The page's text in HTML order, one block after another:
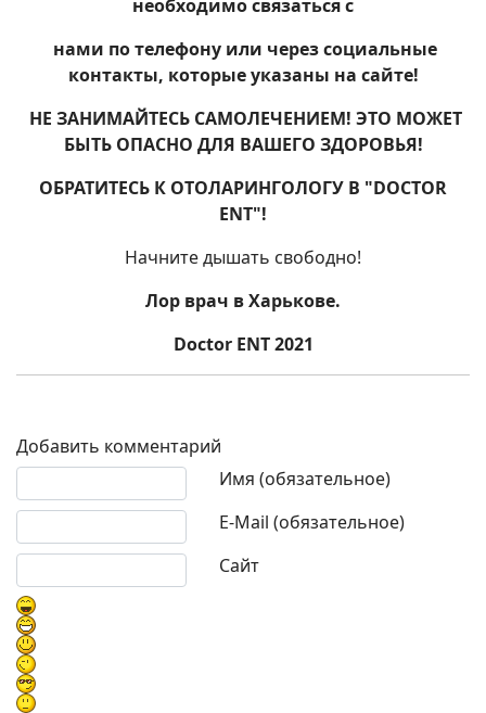
необходимо связатьсяс
нами по телефону или через социальные
контакты, которые указаны на сайте!
НЕ ЗАНИМАЙТЕСЬ САМОЛЕЧЕНИЕМ! ЭТО МОЖЕТ
БЫТЬ ОПАСНО ДЛЯ ВАШЕГО ЗДОРОВЬЯ!
ОБРАТИТЕСЬ К ОТОЛАРИНГОЛОГУ В "DOCTOR
ENT"!
Начните дышать свободно!
Лор врач в Харькове.
Doctor ENT 2021
Добавить комментарий
Имя (обязательное)
E-Mail (обязательное)
Сайт
Текст комментария